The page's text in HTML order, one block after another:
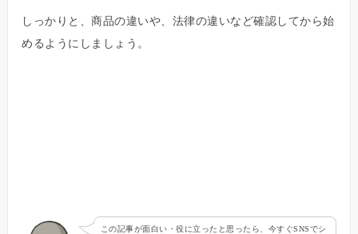
しっかりと、商品の違いや、法律の違いなど確認してから始
めるようにしましょう。
この記事が面白い・役に立ったと思ったら、今すぐSNSでシ